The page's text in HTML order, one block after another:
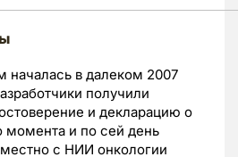
началась в далеком 2007
получили
и декларацию о
момента и по сей день
с НИИ онкологии